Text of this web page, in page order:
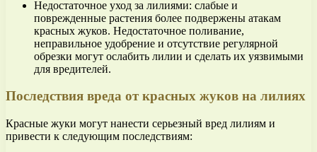
Недостаточное уход за лилиями: слабые и
поврежденные растения более подвержены атакам
красных жуков. Недостаточное поливание,
неправильное удобрение и отсутствие регулярной
обрезки могут ослабить лилии и сделать их уязвимыми
для вредителей.
Последствия вреда от красных жуков на лилиях
Красные жуки могут нанести серьезный вред лилиям и
привести к следующим последствиям: